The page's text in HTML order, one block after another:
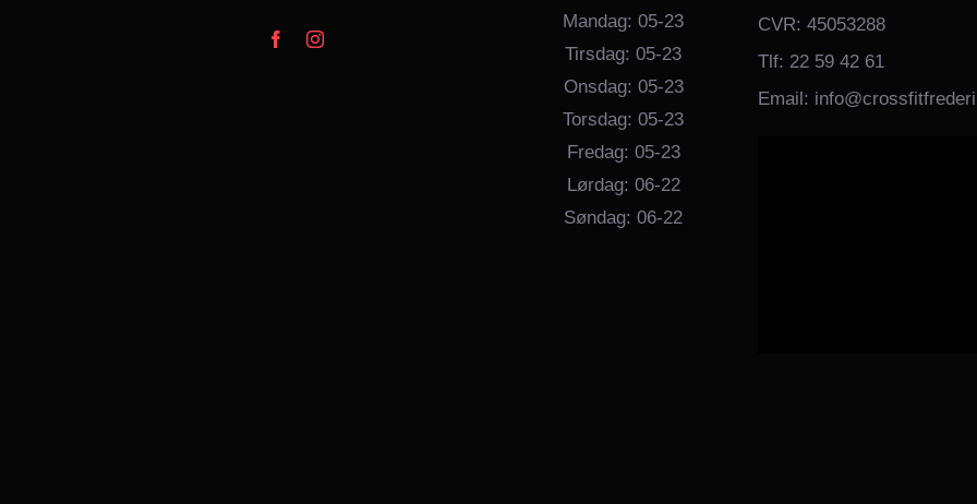
Mandag: 05-23
Tirsdag: 05-23
Onsdag: 05-23
Torsdag: 05-23
Fredag: 05-23
Lørdag: 06-22
Søndag: 06-22
CVR: 45053288
Tlf: 22 59 42 61
Email: